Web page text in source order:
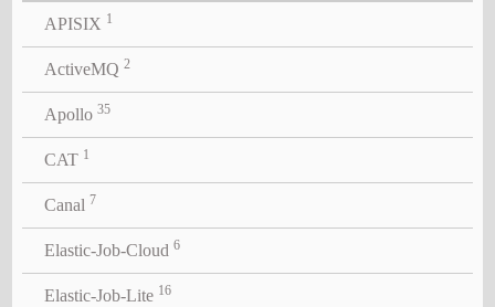
APISIX 1
ActiveMQ 2
Apollo 35
CAT 1
Canal 7
Elastic-Job-Cloud 6
Elastic-Job-Lite 16